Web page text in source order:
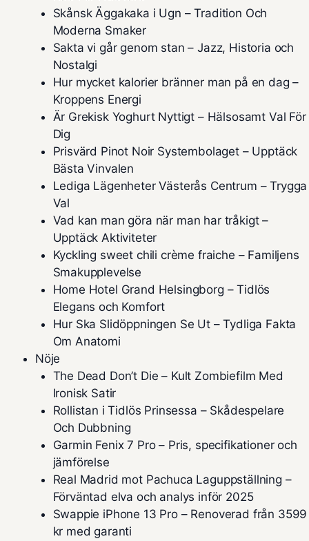
Skånsk Äggakaka i Ugn – Tradition Och
Moderna Smaker
Sakta vi går genom stan – Jazz, Historia och
Nostalgi
Hur mycket kalorier bränner man på en dag –
Kroppens Energi
Är Grekisk Yoghurt Nyttigt – Hälsosamt Val För
Dig
Prisvärd Pinot Noir Systembolaget – Upptäck
Bästa Vinvalen
Lediga Lägenheter Västerås Centrum – Trygga
Val
Vad kan man göra när man har tråkigt –
Upptäck Aktiviteter
Kyckling sweet chili crème fraiche – Familjens
Smakupplevelse
Home Hotel Grand Helsingborg – Tidlös
Elegans och Komfort
Hur Ska Slidöppningen Se Ut – Tydliga Fakta
Om Anatomi
Nöje
The Dead Don’t Die – Kult Zombiefilm Med
Ironisk Satir
Rollistan i Tidlös Prinsessa – Skådespelare
Och Dubbning
Garmin Fenix 7 Pro – Pris, specifikationer och
jämförelse
Real Madrid mot Pachuca Laguppställning –
Förväntad elva och analys inför 2025
Swappie iPhone 13 Pro – Renoverad från 3599
kr med garanti